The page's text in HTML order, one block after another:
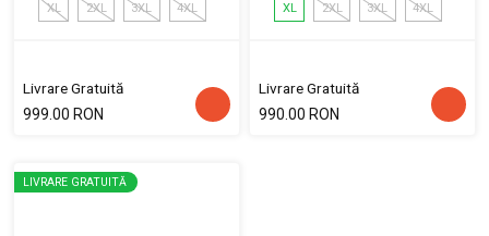
XL 2XL 3XL 4XL
Livrare Gratuită
999.00 RON
XL 2XL 3XL 4XL
Livrare Gratuită
990.00 RON
LIVRARE GRATUITĂ